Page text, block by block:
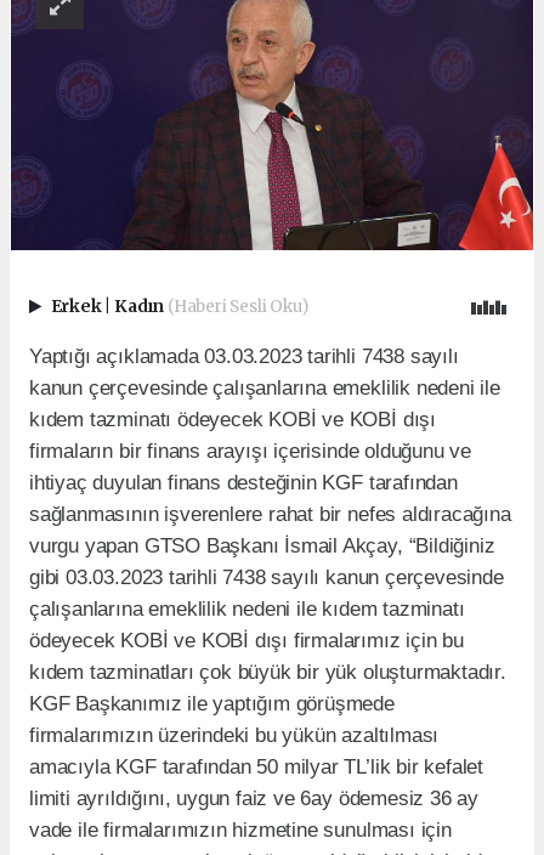
Erkek Kadın (Haberi Sesli Oku)
Yaptığı açıklamada 03.03.2023 tarihli 7438 sayılı
kanun çerçevesinde çalışanlarına emeklilik nedeni ile
kıdem tazminatı ödeyecek KOBİ ve KOBİ dışı
firmaların bir finans arayışı içerisinde olduğunu ve
ihtiyaç duyulan finans desteğinin KGF tarafından
sağlanmasının işverenlere rahat bir nefes aldıracağına
vurgu yapan GTSO Başkanı İsmail Akçay, “Bildiğiniz
gibi 03.03.2023 tarihli 7438 sayılı kanun çerçevesinde
çalışanlarına emeklilik nedeni ile kıdem tazminatı
ödeyecek KOBİ ve KOBİ dışı firmalarımız için bu
kıdem tazminatları çok büyük bir yük oluşturmaktadır.
KGF Başkanımız ile yaptığım görüşmede
firmalarımızın üzerindeki bu yükün azaltılması
amacıyla KGF tarafından 50 milyar TL’lik bir kefalet
limiti ayrıldığını, uygun faiz ve 6ay ödemesiz 36 ay
vade ile firmalarımızın hizmetine sunulması için